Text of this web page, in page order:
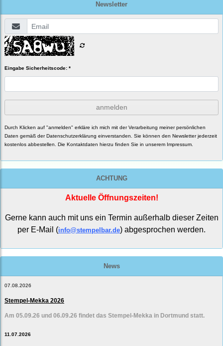
Newsletter
Eingabe Sicherheitscode: *
anmelden
Durch Klicken auf "anmelden" erkläre ich mich mit der Verarbeitung meiner persönlichen
Daten gemäß derDatenschutzerklärung einverstanden. Sie können den Newsletter jederzeit
kostenlos abbestellen. Die Kontaktdaten hierzu finden Sie in unserem Impressum.
ACHTUNG
Aktuelle Öffnungszeiten!
Gerne kann auch mit uns ein Termin außerhalb dieser Zeiten
per E-Mail (info@stempelbar.de) abgesprochen werden.
News
07.08.2026
Stempel-Mekka 2026
Am 05.09.26 und 06.09.26 findet das Stempel-Mekka in Dortmund statt.
11.07.2026